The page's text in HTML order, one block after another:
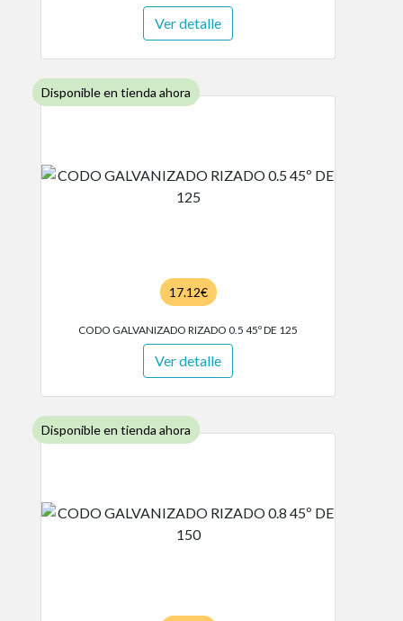
Ver detalle
Disponible en tienda ahora
17.12€
CODO GALVANIZADO RIZADO 0.5 45º DE 125
Ver detalle
Disponible en tienda ahora